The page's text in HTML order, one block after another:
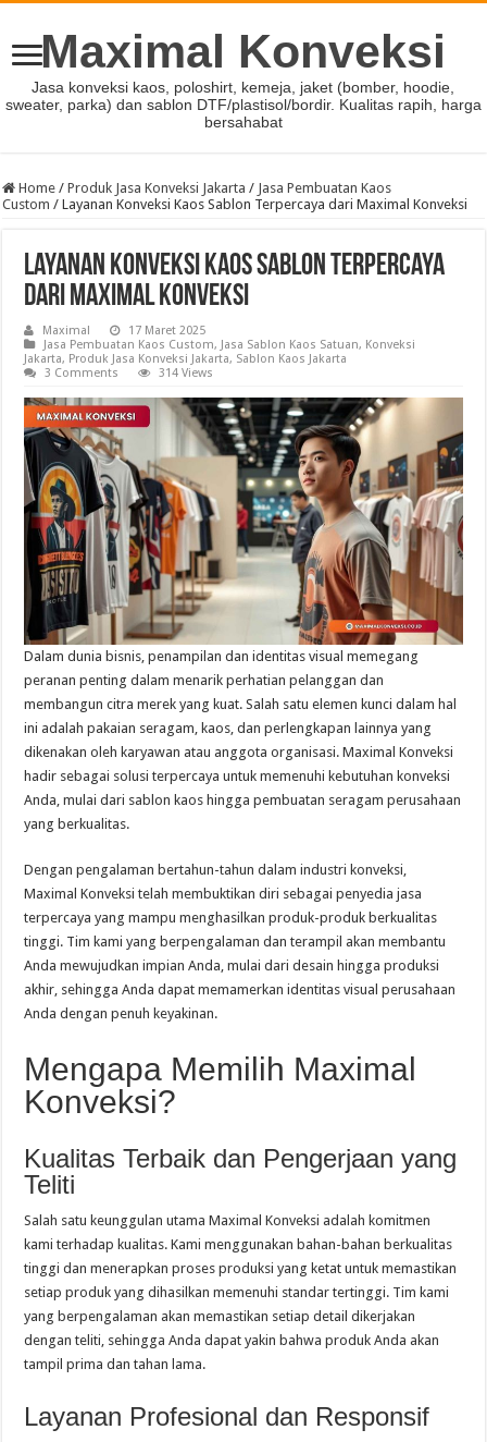
Maximal Konveksi
Jasa konveksi kaos, poloshirt, kemeja, jaket (bomber, hoodie,
sweater, parka) dan sablon DTF/plastisol/bordir. Kualitas rapih, harga
bersahabat
Home / Produk Jasa Konveksi Jakarta / Jasa Pembuatan Kaos
Custom / Layanan Konveksi Kaos Sablon Terpercaya dari Maximal Konveksi
Layanan Konveksi Kaos Sablon Terpercaya
dari Maximal Konveksi
Maximal
17 Maret 2025
Jasa Pembuatan Kaos Custom, Jasa Sablon Kaos Satuan, Konveksi
Jakarta, Produk Jasa Konveksi Jakarta, Sablon Kaos Jakarta
3 Comments
314 Views
Dalam dunia bisnis, penampilan dan identitas visual memegang
peranan penting dalam menarik perhatian pelanggan dan
membangun citra merek yang kuat. Salah satu elemen kunci dalam hal
ini adalah pakaian seragam, kaos, dan perlengkapan lainnya yang
dikenakan oleh karyawan atau anggota organisasi. Maximal Konveksi
hadir sebagai solusi terpercaya untuk memenuhi kebutuhan konveksi
Anda, mulai dari sablon kaos hingga pembuatan seragam perusahaan
yang berkualitas.
Dengan pengalaman bertahun-tahun dalam industri konveksi,
Maximal Konveksi telah membuktikan diri sebagai penyedia jasa
terpercaya yang mampu menghasilkan produk-produk berkualitas
tinggi. Tim kami yang berpengalaman dan terampil akan membantu
Anda mewujudkan impian Anda, mulai dari desain hingga produksi
akhir, sehingga Anda dapat memamerkan identitas visual perusahaan
Anda dengan penuh keyakinan.
Mengapa Memilih Maximal
Konveksi?
Kualitas Terbaik dan Pengerjaan yang
Teliti
Salah satu keunggulan utama Maximal Konveksi adalah komitmen
kami terhadap kualitas. Kami menggunakan bahan-bahan berkualitas
tinggi dan menerapkan proses produksi yang ketat untuk memastikan
setiap produk yang dihasilkan memenuhi standar tertinggi. Tim kami
yang berpengalaman akan memastikan setiap detail dikerjakan
dengan teliti, sehingga Anda dapat yakin bahwa produk Anda akan
tampil prima dan tahan lama.
Layanan Profesional dan Responsif